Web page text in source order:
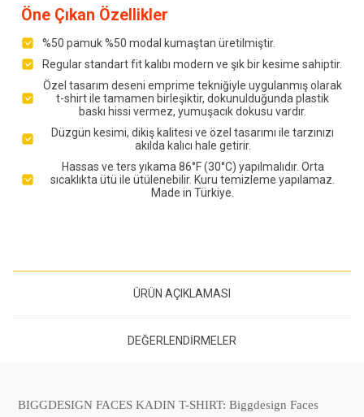
Öne Çıkan Özellikler
%50 pamuk %50 modal kumaştan üretilmiştir.
Regular standart fit kalıbı modern ve şık bir kesime sahiptir.
Özel tasarım deseni emprime tekniğiyle uygulanmış olarak
t-shirt ile tamamen birleşiktir, dokunulduğunda plastik
baskı hissi vermez, yumuşacık dokusu vardır.
Düzgün kesimi, dikiş kalitesi ve özel tasarımı ile tarzınızı
akılda kalıcı hale getirir.
Hassas ve ters yıkama 86°F (30°C) yapılmalıdır. Orta
sıcaklıkta ütü ile ütülenebilir. Kuru temizleme yapılamaz.
Made in Türkiye.
ÜRÜN AÇIKLAMASI
DEĞERLENDIRMELER
BIGGDESIGN FACES KADIN T-SHIRT: Biggdesign Faces